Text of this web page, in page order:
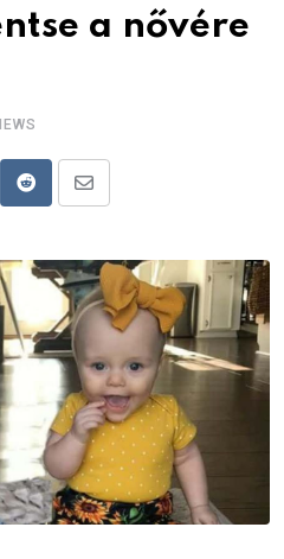
a nővére
RedditShare
Email